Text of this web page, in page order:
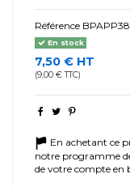
Référence
En stock
7,50 € HT
(9,00 € TTC)
En achetant ce
notre programme
de votre compte en